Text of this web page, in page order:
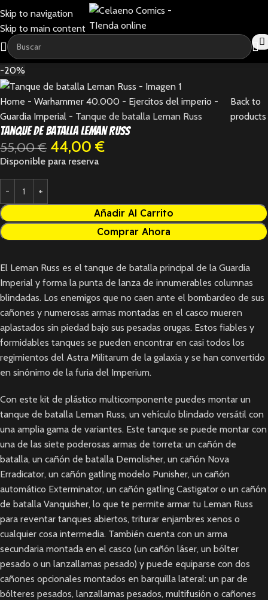
Skip to navigation
Skip to main content
-20%
Home - Warhammer 40.000 - Ejercitos del imperio -
Guardia Imperial - Tanque de batalla Leman Russ
Back to
products
Tanque de batalla Leman Russ
55,00€ 44,00 €
Disponible para reserva
Añadir Al Carrito
Comprar Ahora
El Leman Russ es el tanque de batalla principal de la Guardia
Imperial y forma la punta de lanza de innumerables columnas
blindadas. Los enemigos que no caen ante el bombardeo de sus
cañones y numerosas armas montadas en el casco mueren
aplastados sin piedad bajo sus pesadas orugas. Estos fiables y
formidables tanques se pueden encontrar en casi todos los
regimientos del Astra Militarum de la galaxia y se han convertido
en sinónimo de la furia del Imperium.
Con este kit de plástico multicomponente puedes montar un
tanque de batalla Leman Russ, un vehículo blindado versátil con
una amplia gama de variantes. Este tanque se puede montar con
una de las siete poderosas armas de torreta: un cañón de
batalla, un cañón de batalla Demolisher, un cañón Nova
Erradicator, un cañón gatling modelo Punisher, un cañón
automático Exterminator, un cañón gatling Castigator o un cañón
de batalla Vanquisher, lo que te permite armar tu Leman Russ
para reventar tanques abiertos, triturar enjambres xenos o
cualquier cosa intermedia. También cuenta con un arma
secundaria montada en el casco (un cañón láser, un bólter
pesado o un lanzallamas pesado) y puede equiparse con dos
cañones opcionales montados en barquilla lateral: un par de
bólteres pesados, lanzallamas pesados, multifusión o cañones